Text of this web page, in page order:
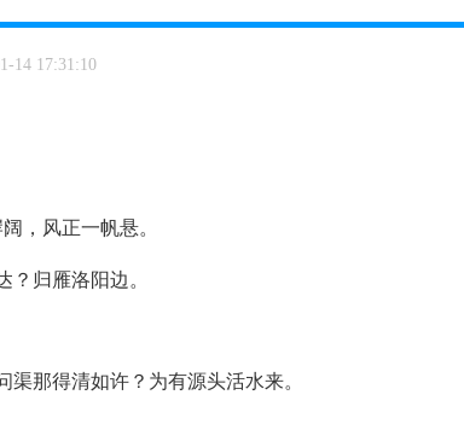
14 17:31:10
，风正一帆悬。
归雁洛阳边。
那得清如许？为有源头活水来。